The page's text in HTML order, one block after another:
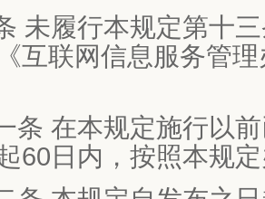
未履行本规定第十
互联网信息服务管
条 在本规定施行以
60日内，按照本规